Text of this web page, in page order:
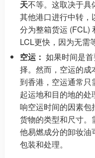
天不等。这取决于具
其他港口进行中转，
分为整箱货运 (FCL)
LCL更快，因为无需
空运： 如果时间是
择。然而，空运的成
到香港，空运通常只
起运地和目的地的
响空运时间的因素包
货物的类型和尺寸
他易燃成分的卸妆油
包装和处理。